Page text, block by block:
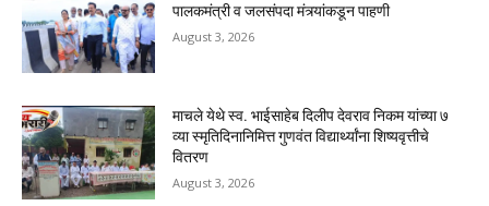
पालकमंत्री व जलसंपदा मंत्र्यांकडून पाहणी
August 3, 2026
माचले येथे स्व. भाईसाहेब दिलीप देवराव निकम यांच्या ७
व्या स्मृतिदिनानिमित्त गुणवंत विद्यार्थ्यांना शिष्यवृत्तीचे
वितरण
August 3, 2026